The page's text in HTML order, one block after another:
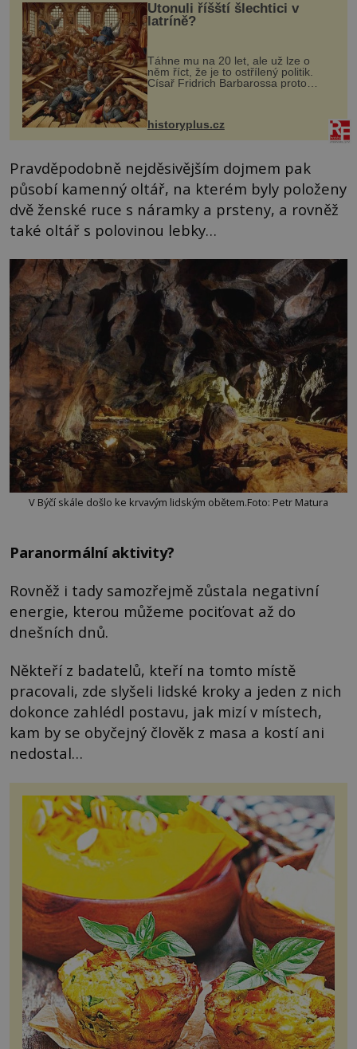
Utonuli říšští šlechtici v
latríně?
Táhne mu na 20 let, ale už lze o
něm říct, že je to ostřílený politik.
Císař Fridrich Barbarossa proto
posílá svého syna a dědice Jindřicha
VI. do Erfurtu, aby se stal
prostředníkem při řešení sporu m...
historyplus.cz
Pravděpodobně nejděsivějším dojmem pak
působí kamenný oltář, na kterém byly položeny
dvě ženské ruce s náramky a prsteny, a rovněž
také oltář s polovinou lebky…
V Býčí skále došlo ke krvavým lidským obětem.Foto: Petr Matura
Paranormální aktivity?
Rovněž i tady samozřejmě zůstala negativní
energie, kterou můžeme pociťovat až do
dnešních dnů.
Někteří z badatelů, kteří na tomto místě
pracovali, zde slyšeli lidské kroky a jeden z nich
dokonce zahlédl postavu, jak mizí v místech,
kam by se obyčejný člověk z masa a kostí ani
nedostal…